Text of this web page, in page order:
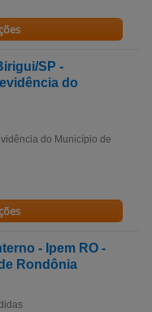
SP -
do
do Município de
- Ipem RO -
Rondônia